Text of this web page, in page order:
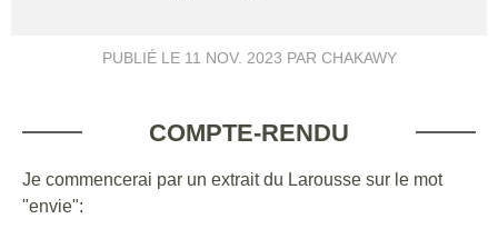
PUBLIÉ LE 11 NOV. 2023 PAR CHAKAWY
COMPTE-RENDU
Je commencerai par un extrait du Larousse sur le mot
"envie":